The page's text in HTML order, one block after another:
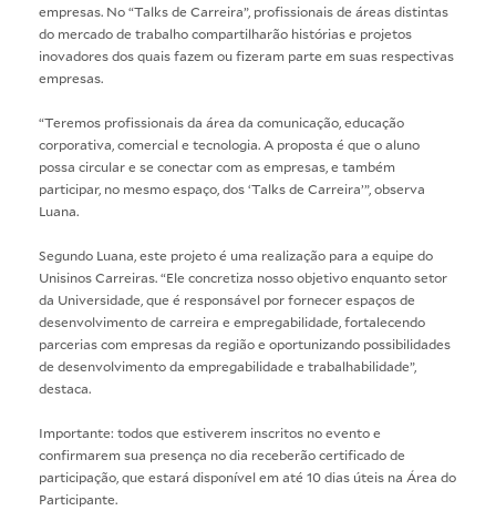
empresas. No “Talks de Carreira”, profissionais de áreas distintas
do mercado de trabalho compartilharão histórias e projetos
inovadores dos quais fazem ou fizeram parte em suas respectivas
empresas.
“Teremos profissionais da área da comunicação, educação
corporativa, comercial e tecnologia. A proposta é que o aluno
possa circular e se conectar com as empresas, e também
participar, no mesmo espaço, dos ‘Talks de Carreira’”, observa
Luana.
Segundo Luana, este projeto é uma realização para a equipe do
Unisinos Carreiras. “Ele concretiza nosso objetivo enquanto setor
da Universidade, que é responsável por fornecer espaços de
desenvolvimento de carreira e empregabilidade, fortalecendo
parcerias com empresas da região e oportunizando possibilidades
de desenvolvimento da empregabilidade e trabalhabilidade”,
destaca.
Importante: todos que estiverem inscritos no evento e
confirmarem sua presença no dia receberão certificado de
participação, que estará disponível em até 10 dias úteis na Área do
Participante.